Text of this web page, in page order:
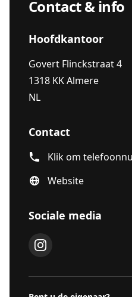
Contact & info
Hoofdkantoor
Govert Flinckstraat 4
1318 KK Almere
NL
Contact
Klik om
Website
Sociale media